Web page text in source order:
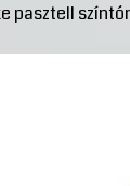
pasztell